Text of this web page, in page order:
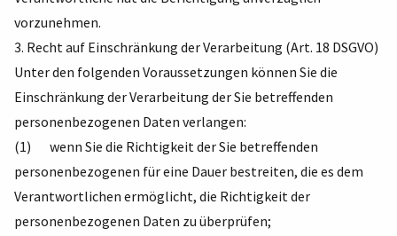
vorzunehmen.
3. Recht auf Einschränkung der Verarbeitung (Art. 18 DSGVO)
Unter den folgenden Voraussetzungen können Sie die
Einschränkung der Verarbeitung der Sie betreffenden
personenbezogenen Daten verlangen:
(1) wenn Sie die Richtigkeit der Sie betreffenden
personenbezogenen für eine Dauer bestreiten, die es dem
Verantwortlichen ermöglicht, die Richtigkeit der
personenbezogenen Daten zu überprüfen;